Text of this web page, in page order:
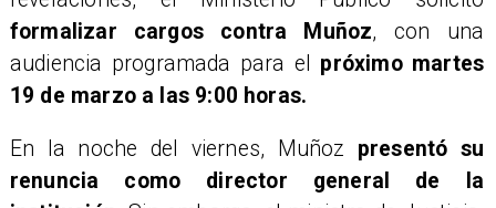
formalizar cargos contra Muñoz, con una
audiencia programada para el próximo martes
19 de marzo a las 9:00 horas.
En la noche del viernes, Muñoz presentó su
renuncia como director general de la